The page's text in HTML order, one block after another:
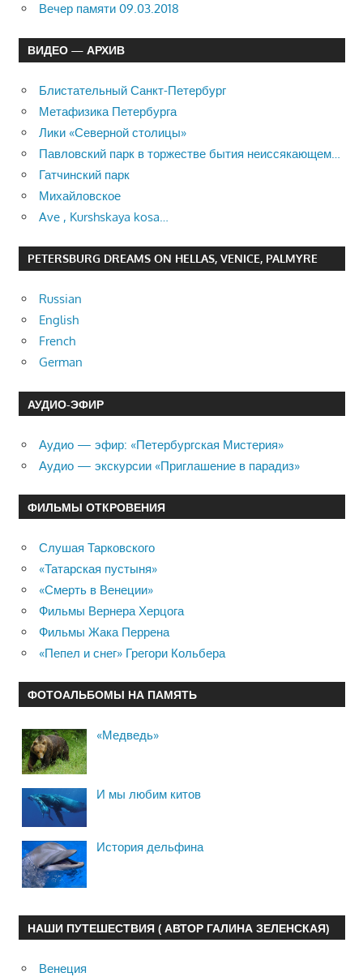
Вечер памяти 09.03.2018
ВИДЕО — АРХИВ
Блистательный Санкт-Петербург
Метафизика Петербурга
Лики «Северной столицы»
Павловский парк в торжестве бытия неиссякающем…
Гатчинский парк
Михайловское
Ave , Kurshskaya kosa…
PETERSBURG DREAMS ON HELLAS, VENICE, PALMYRE
Russian
English
French
German
АУДИО-ЭФИР
Аудио — эфир: «Петербургская Мистерия»
Аудио — экскурсии «Приглашение в парадиз»
ФИЛЬМЫ ОТКРОВЕНИЯ
Слушая Тарковского
«Татарская пустыня»
«Смерть в Венеции»
Фильмы Вернера Херцога
Фильмы Жака Перрена
«Пепел и снег» Грегори Кольбера
ФОТОАЛЬБОМЫ НА ПАМЯТЬ
«Медведь»
И мы любим китов
История дельфина
НАШИ ПУТЕШЕСТВИЯ ( АВТОР ГАЛИНА ЗЕЛЕНСКАЯ)
Венеция